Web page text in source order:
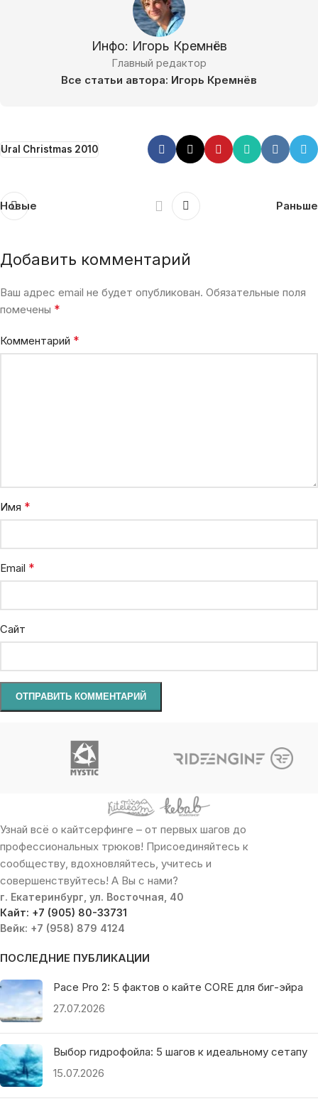
Инфо: Игорь Кремнёв
Главный редактор
Все статьи автора: Игорь Кремнёв
Ural Christmas 2010
Новые Раньше
Добавить комментарий
Ваш адрес email не будет опубликован. Обязательные поля
помечены *
Комментарий *
Имя *
Email *
Сайт
Узнай всё о кайтсерфинге – от первых шагов до
профессиональных трюков! Присоединяйтесь к
сообществу, вдохновляйтесь, учитесь и
совершенствуйтесь! А Вы с нами?
г. Екатеринбург, ул. Восточная, 40
Кайт: +7 (905) 80-33731
Вейк: +7 (958) 879 4124
ПОСЛЕДНИЕ ПУБЛИКАЦИИ
Pace Pro 2: 5 фактов о кайте CORE для биг-эйра
27.07.2026
Выбор гидрофойла: 5 шагов к идеальному сетапу
15.07.2026